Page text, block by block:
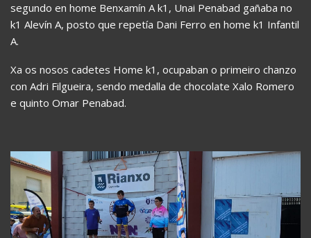
segundo en home Benxamín A k1, Unai Penabad gañaba no
k1 Alevín A, posto que repetía Dani Ferro en home k1 Infantil
A.
Xa os nosos cadetes Home k1, ocupaban o primeiro chanzo
con Adri Filgueira, sendo medalla de chocolate Xalo Romero
e quinto Omar Penabad.